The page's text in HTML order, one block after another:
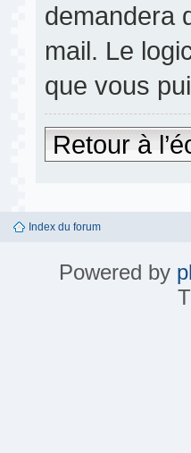
demandera
mail. Le
que vous
Retour à
Index du forum
Powered by